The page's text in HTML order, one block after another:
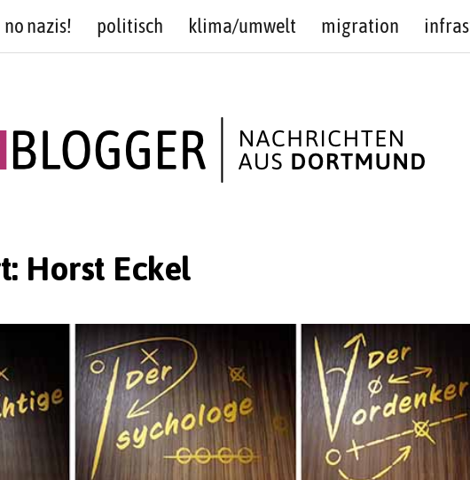
no nazis! politisch klima/umwelt migration
Horst Eckel